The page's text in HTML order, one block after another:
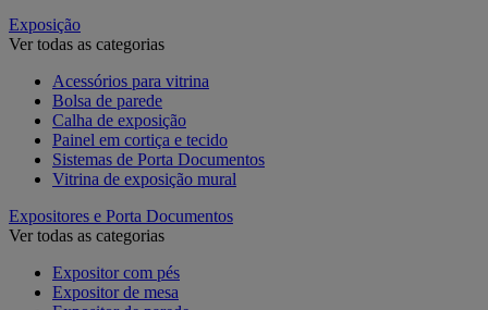
Exposição
Ver todas as categorias
Acessórios para vitrina
Bolsa de parede
Calha de exposição
Painel em cortiça e tecido
Sistemas de Porta Documentos
Vitrina de exposição mural
Expositores e Porta Documentos
Ver todas as categorias
Expositor com pés
Expositor de mesa